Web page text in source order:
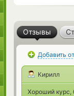
Отзывы
Добавить
Кирилл
Хороший курс,